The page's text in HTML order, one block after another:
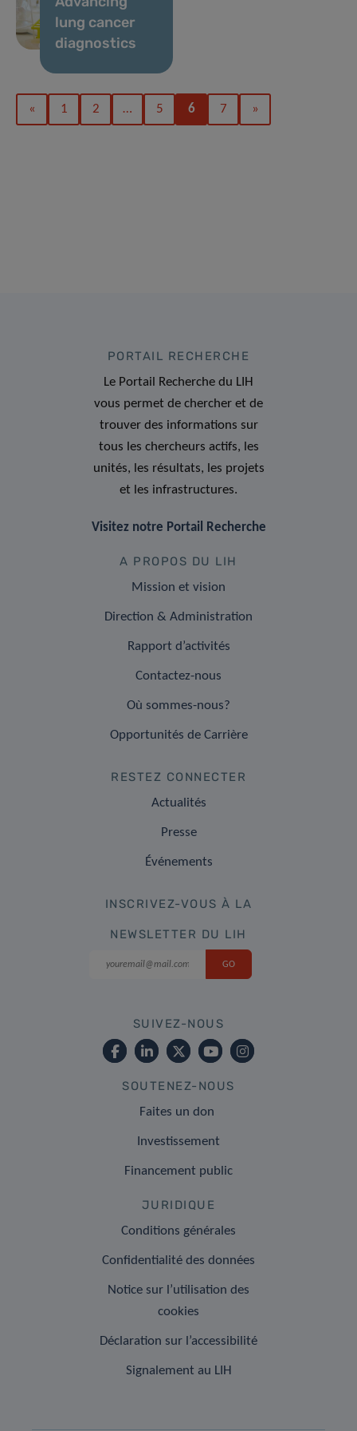
lung cancer
diagnostics
« 1 2 … 5 6 7 »
PORTAIL RECHERCHE
Le Portail Recherche du LIH
vous permet de chercher et de
trouver des informations sur
tous les chercheurs actifs, les
unités, les résultats, les projets
et les infrastructures.
Visitez notre Portail Recherche
A PROPOS DU LIH
Mission et vision
Direction & Administration
Rapport d’activités
Contactez-nous
Où sommes-nous?
Opportunités de Carrière
RESTEZ CONNECTER
Actualités
Presse
Événements
INSCRIVEZ-VOUS À LA
NEWSLETTER DU LIH
SUIVEZ-NOUS
SOUTENEZ-NOUS
Faites un don
Investissement
Financement public
JURIDIQUE
Conditions générales
Confidentialité des données
Notice sur l’utilisation des
cookies
Déclaration sur l’accessibilité
Signalement au LIH